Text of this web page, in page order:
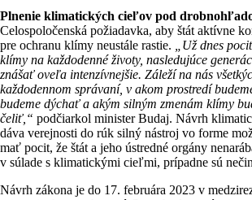
Plnenie klimatických cieľov pod
Celospoločenská požiadavka, aby štát aktívne
pre ochranu klímy neustále rastie.
„Už dnes
klímy na každodenné životy, nasledujúce
znášať oveľa intenzívnejšie. Záleží na nás
každodennom správaní, v akom prostredí
budeme dýchať a akým silným zmenám klímy
čeliť,“ podčiarkol minister Budaj. Návrh
dáva verejnosti do rúk silný nástroj vo forme
mať pocit, že štát a jeho ústredné orgány
v súlade s klimatickými cieľmi, prípadne sú
Návrh zákona je do 17. februára 2023 v